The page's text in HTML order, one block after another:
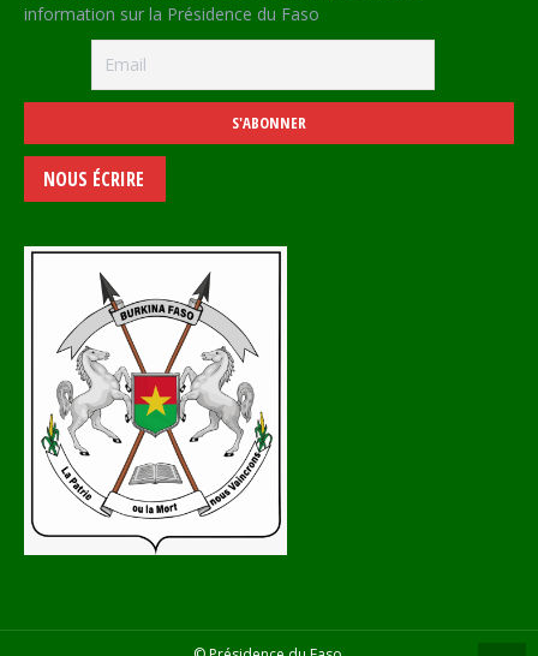
information sur la Présidence du Faso
NOUS ÉCRIRE